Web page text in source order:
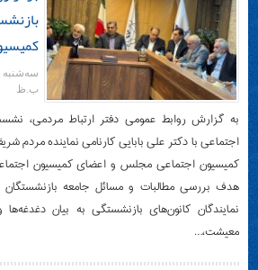
به گزارش روابط عمومی دفتر ارتباط مردمی،
اجتماعی با دکتر علی بابایی کارنامی نماینده مردم
کمیسیون اجتماعی مجلس و اعضای کمیسیون
هدف بررسی مطالبات و مسائل جامعه
نمایندگان کانون‌های بازنشستگی به بیان